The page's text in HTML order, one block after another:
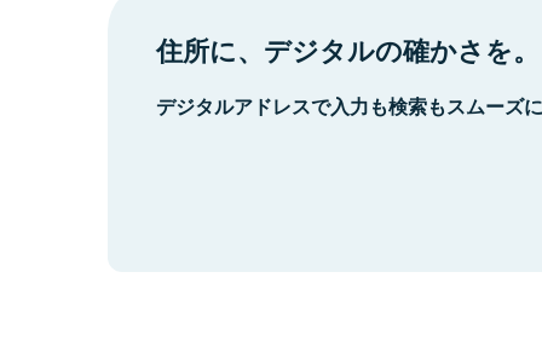
住所に、デジタルの確かさを。
デジタルアドレスで入力も検索もスムーズ